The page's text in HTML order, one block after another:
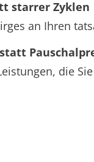
starrer Zyklen
an Ihren
die